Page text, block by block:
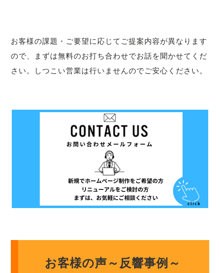
お客様の課題・ご要望に応じてご提案内容が異なります
ので、まずは無料のお打ち合わせでお話を聞かせてくだ
さい。しつこい営業は行いませんのでご安心ください。
お客様の声～反響事例～